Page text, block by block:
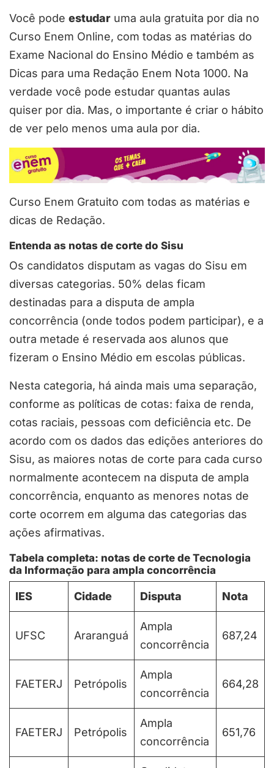
Você pode estudar uma aula gratuita por dia no
Curso Enem Online, com todas as matérias do
Exame Nacional do Ensino Médio e também as
Dicas para uma Redação Enem Nota 1000. Na
verdade você pode estudar quantas aulas
quiser por dia. Mas, o importante é criar o hábito
de ver pelo menos uma aula por dia.
Curso Enem Gratuito com todas as matérias e
dicas de Redação.
Entenda as notas de corte do Sisu
Os candidatos disputam as vagas do Sisu em
diversas categorias. 50% delas ficam
destinadas para a disputa de ampla
concorrência (onde todos podem participar), e a
outra metade é reservada aos alunos que
fizeram o Ensino Médio em escolas públicas.
Nesta categoria, há ainda mais uma separação,
conforme as políticas de cotas: faixa de renda,
cotas raciais, pessoas com deficiência etc. De
acordo com os dados das edições anteriores do
Sisu, as maiores notas de corte para cada curso
normalmente acontecem na disputa de ampla
concorrência, enquanto as menores notas de
corte ocorrem em alguma das categorias das
ações afirmativas.
Tabela completa: notas de corte de Tecnologia
da Informação para ampla concorrência
IES Cidade Disputa Nota
UFSC Araranguá
Ampla
concorrência
687,24
FAETERJ Petrópolis
Ampla
concorrência
664,28
FAETERJ Petrópolis
Ampla
concorrência
651,76